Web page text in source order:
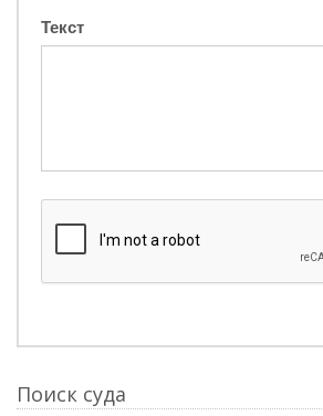
Текст
Поиск суда